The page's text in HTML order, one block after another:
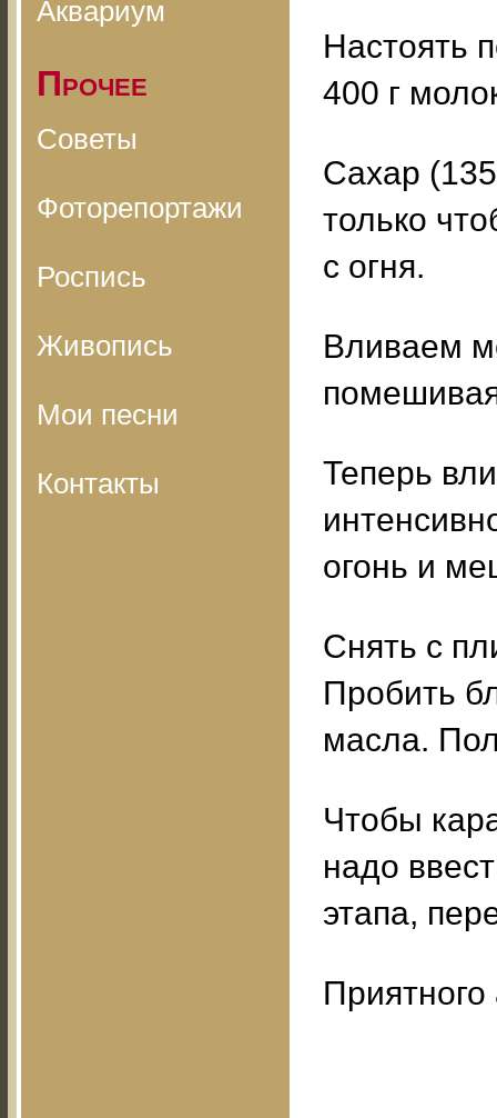
Аквариум
Прочее
Советы
Фоторепортажи
Роспись
Живопись
Мои песни
Контакты
Настоять
400 г
Сахар
только
с огня.
Вливаем
Теперь
огонь и
Снять с
Пробить
масла.
Чтобы
надо
этапа,
Приятного